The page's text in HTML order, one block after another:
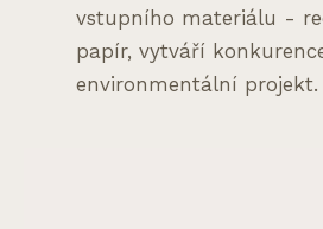
vstupního materiálu -
papír, vytváří
environmentální projekt.